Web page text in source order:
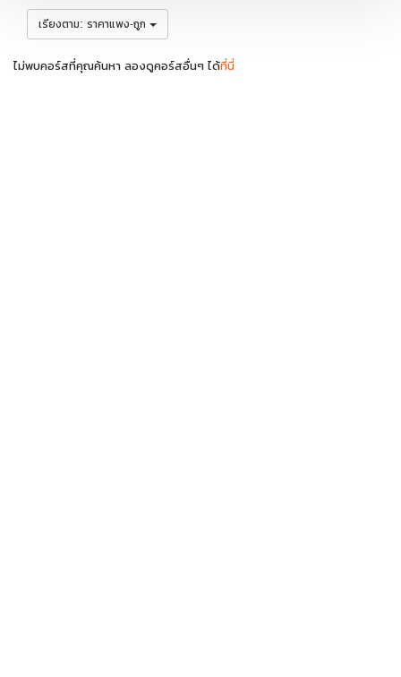
เรียงตาม: ราคาแพง-ถูก
ไม่พบคอร์สที่คุณค้นหา ลองดูคอร์สอื่นๆ ได้ที่นี่